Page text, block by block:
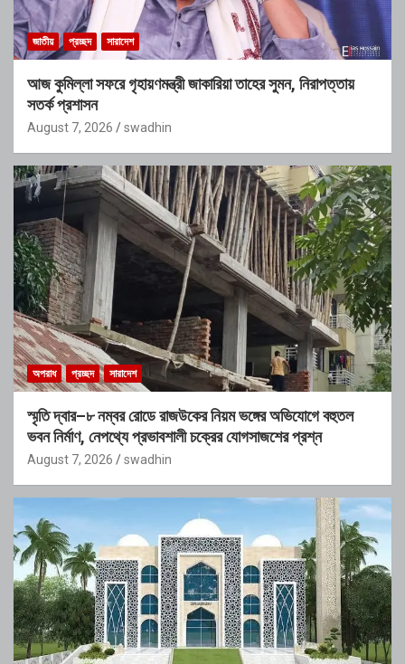
জাতীয় প্রচ্ছদ সারাদেশ
আজ কুমিল্লা সফরে গৃহায়ণমন্ত্রী জাকারিয়া তাহের সুমন, নিরাপত্তায়
সতর্ক প্রশাসন
August 7, 2026 swadhin
অপরাধ প্রচ্ছদ সারাদেশ
স্মৃতি দ্বার–৮ নম্বর রোডে রাজউকের নিয়ম ভঙ্গের অভিযোগে বহুতল
ভবন নির্মাণ, নেপথ্যে প্রভাবশালী চক্রের যোগসাজশের প্রশ্ন
August 7, 2026 swadhin